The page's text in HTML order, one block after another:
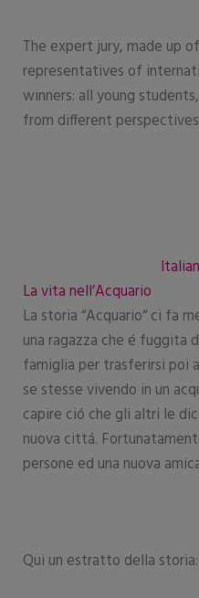
The expert jury, made up
representatives of
winners: all young
from different
La vita nell’Acquario
La storia “Acquario“ ci fa
una ragazza che é fuggita
famiglia per trasferirsi poi
se stesse vivendo in un
capire ció che gli altri le
nuova cittá.
persone ed una nuova
Qui un estratto della storia: